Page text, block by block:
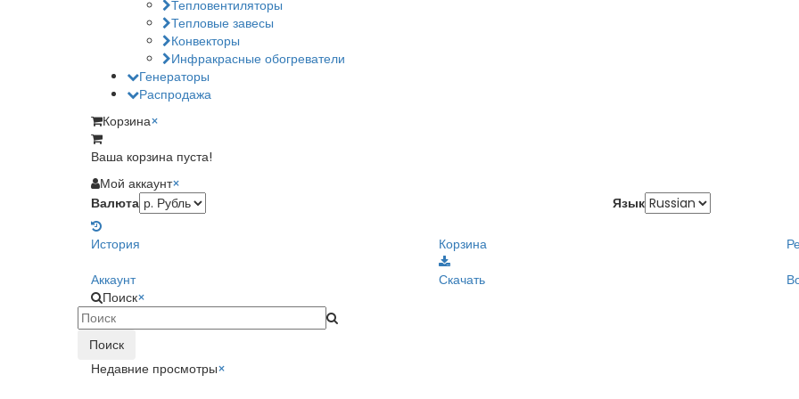
Тепловентиляторы
Тепловые завесы
Конвекторы
Инфракрасные обогреватели
Генераторы
Распродажа
Корзина×
Ваша корзина пуста!
Мой аккаунт×
Валюта
Язык
История Корзина
Аккаунт
Скачать
Поиск×
Поиск
Недавние просмотры×